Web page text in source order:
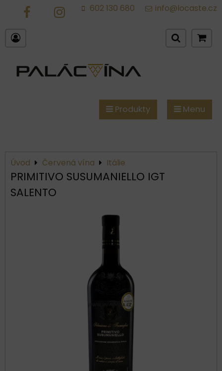
IG
602 130 680 info@locaste.cz
Produkty Menu
Úvod Červená vína Itálie
PRIMITIVO SUSUMANIELLO IGT
SALENTO